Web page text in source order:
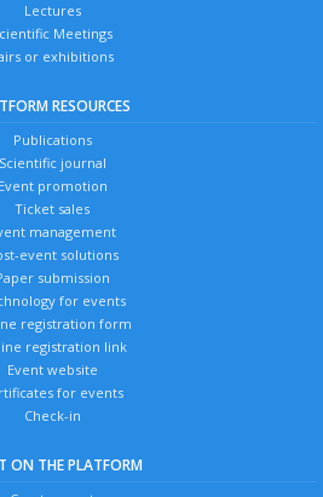
Lectures
Meetings
or exhibitions
RESOURCES
Publications
Scientific journal
Event promotion
Ticket sales
management
event solutions
submission
for events
registration form
registration link
Event website
for events
Check-in
ON THE PLATFORM